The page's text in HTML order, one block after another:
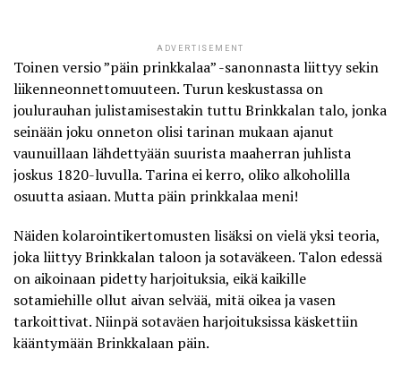
ADVERTISEMENT
Toinen versio ”päin prinkkalaa” -sanonnasta liittyy sekin
liikenneonnettomuuteen. Turun keskustassa on
joulurauhan julistamisestakin tuttu Brinkkalan talo, jonka
seinään joku onneton olisi tarinan mukaan ajanut
vaunuillaan lähdettyään suurista maaherran juhlista
joskus 1820-luvulla. Tarina ei kerro, oliko alkoholilla
osuutta asiaan. Mutta päin prinkkalaa meni!
Näiden kolarointikertomusten lisäksi on vielä yksi teoria,
joka liittyy Brinkkalan taloon ja sotaväkeen. Talon edessä
on aikoinaan pidetty harjoituksia, eikä kaikille
sotamiehille ollut aivan selvää, mitä oikea ja vasen
tarkoittivat. Niinpä sotaväen harjoituksissa käskettiin
kääntymään Brinkkalaan päin.